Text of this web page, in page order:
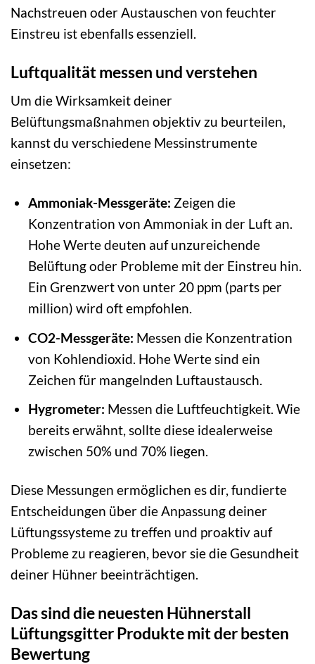
Nachstreuen oder Austauschen von feuchter
Einstreu ist ebenfalls essenziell.
Luftqualität messen und verstehen
Um die Wirksamkeit deiner
Belüftungsmaßnahmen objektiv zu beurteilen,
kannst du verschiedene Messinstrumente
einsetzen:
Ammoniak-Messgeräte: Zeigen die
Konzentration von Ammoniak in der Luft an.
Hohe Werte deuten auf unzureichende
Belüftung oder Probleme mit der Einstreu hin.
Ein Grenzwert von unter 20 ppm (parts per
million) wird oft empfohlen.
CO2-Messgeräte: Messen die Konzentration
von Kohlendioxid. Hohe Werte sind ein
Zeichen für mangelnden Luftaustausch.
Hygrometer: Messen die Luftfeuchtigkeit. Wie
bereits erwähnt, sollte diese idealerweise
zwischen 50% und 70% liegen.
Diese Messungen ermöglichen es dir, fundierte
Entscheidungen über die Anpassung deiner
Lüftungssysteme zu treffen und proaktiv auf
Probleme zu reagieren, bevor sie die Gesundheit
deiner Hühner beeinträchtigen.
Das sind die neuesten Hühnerstall
Lüftungsgitter Produkte mit der besten
Bewertung